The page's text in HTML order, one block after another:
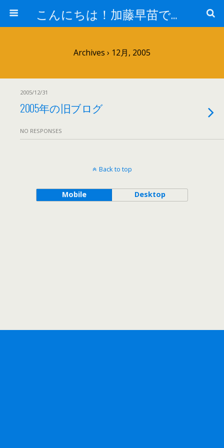
こんにちは！加藤早苗です。
Archives › 12月, 2005
2005/12/31
2005年の旧ブログ
NO RESPONSES
Back to top
Mobile Desktop